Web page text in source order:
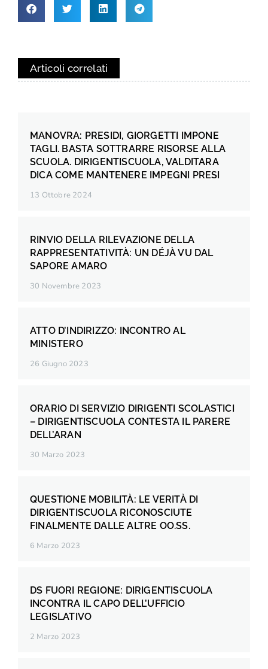
Articoli correlati
MANOVRA: PRESIDI, GIORGETTI IMPONE
TAGLI. BASTA SOTTRARRE RISORSE ALLA
SCUOLA. DIRIGENTISCUOLA, VALDITARA
DICA COME MANTENERE IMPEGNI PRESI
13 Ottobre 2024
RINVIO DELLA RILEVAZIONE DELLA
RAPPRESENTATIVITÀ: UN DÉJÀ VU DAL
SAPORE AMARO
30 Novembre 2023
ATTO D’INDIRIZZO: INCONTRO AL
MINISTERO
26 Giugno 2023
ORARIO DI SERVIZIO DIRIGENTI SCOLASTICI
– DIRIGENTISCUOLA CONTESTA IL PARERE
DELL’ARAN
30 Marzo 2023
QUESTIONE MOBILITÀ: LE VERITÀ DI
DIRIGENTISCUOLA RICONOSCIUTE
FINALMENTE DALLE ALTRE OO.SS.
6 Marzo 2023
DS FUORI REGIONE: DIRIGENTISCUOLA
INCONTRA IL CAPO DELL’UFFICIO
LEGISLATIVO
2 Marzo 2023